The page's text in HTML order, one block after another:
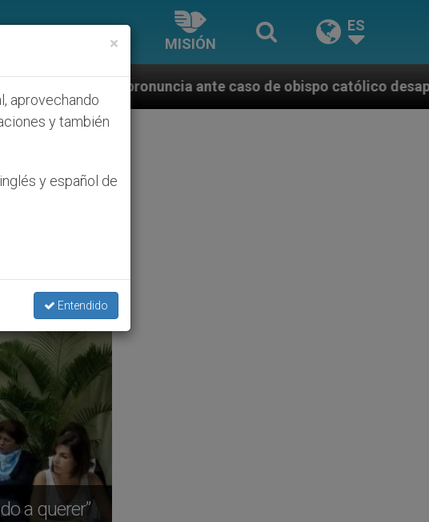
MISIÓN
ES
ante caso de obispo católico desaparecido por la
a querer”
×
aprovechando
y también
y español de
Entendido